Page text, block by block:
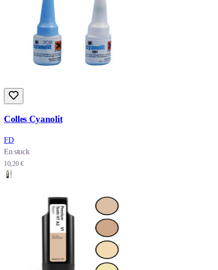
Colles Cyanolit
FD
En stock
10,20 €